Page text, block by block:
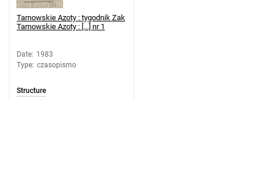
Azotowych im. Feliksa Dzierżyńskiego
w Tarnowie. 1983, nr 26
Azotowych im. Feliksa Dzierżyńskiego
w Tarnowie. 1983, nr 27
Tarnowskie Azoty : tygodnik Zak
Tarnowskie Azoty : [...] nr 1
Date: 1983
Type: czasopismo
Structure